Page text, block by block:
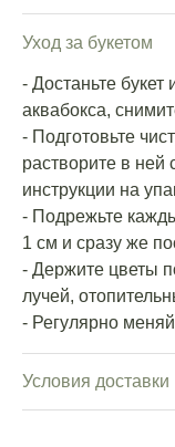
Уход за букетом
- Достаньте букет
аквабокса,
- Подготовьте
растворите в ней
инструкции на
- Подрежьте
1 см и сразу же
- Держите цветы
лучей,
- Регулярно
Условия доставки